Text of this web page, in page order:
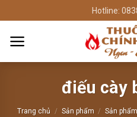
đến
nội
Hotline:
điếu cày
Trang chủ / Sản phẩm / Sản